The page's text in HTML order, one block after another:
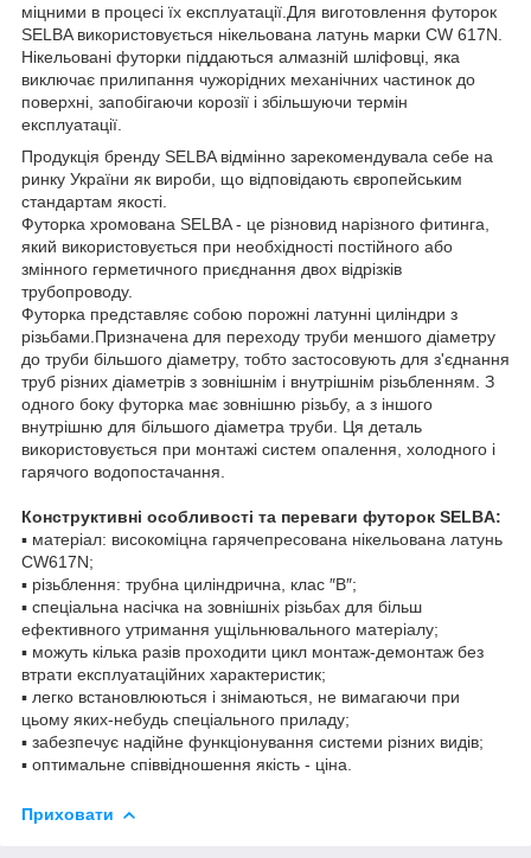
міцними в процесі їх експлуатації.Для виготовлення футорок
SELBA використовується нікельована латунь марки CW 617N.
Нікельовані футорки піддаються алмазній шліфовці, яка
виключає прилипання чужорідних механічних частинок до
поверхні, запобігаючи корозії і збільшуючи термін
експлуатації.
Продукція бренду SELBA відмінно зарекомендувала себе на
ринку України як вироби, що відповідають європейським
стандартам якості.
Футорка хромована SELBA - це різновид нарізного фитинга,
який використовується при необхідності постійного або
змінного герметичного приєднання двох відрізків
трубопроводу.
Футорка представляє собою порожні латунні циліндри з
різьбами.Призначена для переходу труби меншого діаметру
до труби більшого діаметру, тобто застосовують для з'єднання
труб різних діаметрів з зовнішнім і внутрішнім різьбленням. З
одного боку футорка має зовнішню різьбу, а з іншого
внутрішню для більшого діаметра труби. Ця деталь
використовується при монтажі систем опалення, холодного і
гарячого водопостачання.
Конструктивні особливості та переваги футорок SELBA:
▪ матеріал: високоміцна гарячепресована нікельована латунь
CW617N;
▪ різьблення: трубна циліндрична, клас ″В″;
▪ спеціальна насічка на зовнішніх різьбах для більш
ефективного утримання ущільнювального матеріалу;
▪ можуть кілька разів проходити цикл монтаж-демонтаж без
втрати експлуатаційних характеристик;
▪ легко встановлюються і знімаються, не вимагаючи при
цьому яких-небудь спеціального приладу;
▪ забезпечує надійне функціонування системи різних видів;
▪ оптимальне співвідношення якість - ціна.
Приховати